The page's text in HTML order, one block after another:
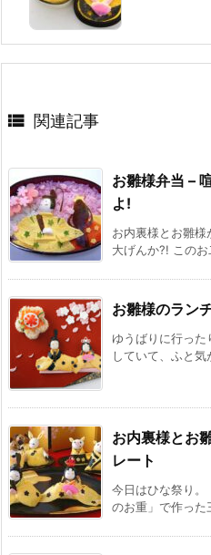
 関連記事
お雛様弁当 –
よ!
お内裏様とお雛様
大げんか?! この
お雛様のラン
ゆうばりに行った
していて、ふと
お内裏様とお
レート
今日はひな祭り。
のお重」で作っ